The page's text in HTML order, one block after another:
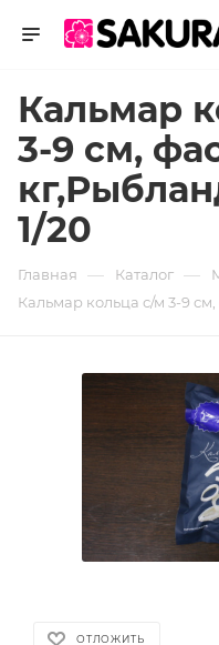
Кальмар
3-9 см,
1/20
Главная — Каталог —
Кальмар кольца с/м 3-9
ОТЛОЖИТЬ